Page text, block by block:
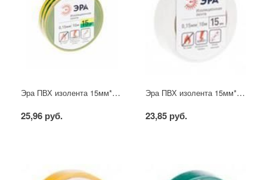
Эра ПВХ изолента 15мм*10м жёлто-зелёная
25,96 руб.
Эра ПВХ изолента 15мм*10м белая
23,85 руб.